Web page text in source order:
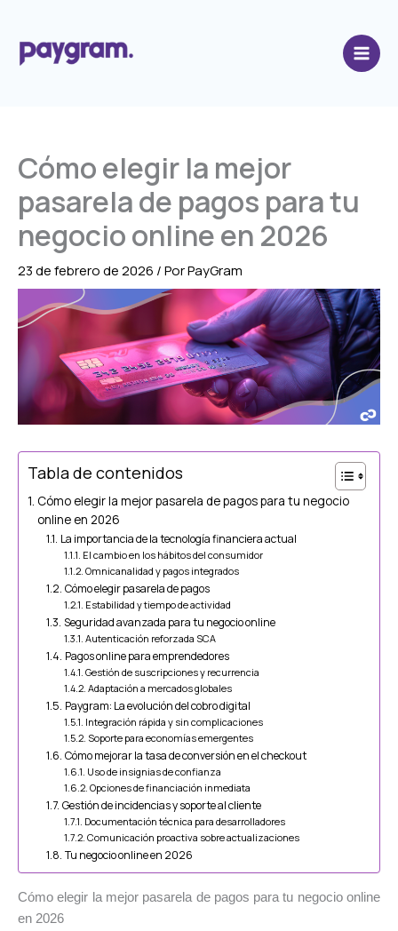
contenido
Cómo elegir la mejor
pasarela de pagos para tu
negocio online en 2026
23 de febrero de 2026 / PorPayGram
Tabla de contenidos
Cómo elegir la mejor pasarela de pagos para tu negocio
online en 2026
La importancia de la tecnología financiera actual
El cambio en los hábitos del consumidor
Omnicanalidad y pagos integrados
Cómo elegir pasarela de pagos
Estabilidad y tiempo de actividad
Seguridad avanzada para tu negocio online
Autenticación reforzada SCA
Pagos online para emprendedores
Gestión de suscripciones y recurrencia
Adaptación a mercados globales
Paygram: La evolución del cobro digital
Integración rápida y sin complicaciones
Soporte para economías emergentes
Cómo mejorar la tasa de conversión en el checkout
Uso de insignias de confianza
Opciones de financiación inmediata
Gestión de incidencias y soporte al cliente
Documentación técnica para desarrolladores
Comunicación proactiva sobre actualizaciones
Tu negocio online en 2026
Cómo elegir la mejor pasarela de pagos para tu negocio online
en 2026